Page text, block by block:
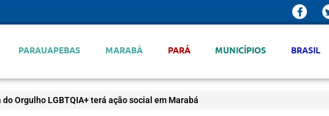
PARAUAPEBAS MARABÁ PARÁ MUNICÍPIOS BRASIL
do Orgulho LGBTQIA+ terá ação social em Marabá